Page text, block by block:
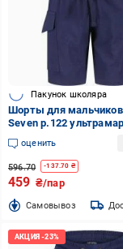
Пакунок школяра
Шорты для мальчиков
Seven р.122
824685-00/5640
оценить
596.70 -137.70 ₴
459 ₴/пар
Cамовывоз